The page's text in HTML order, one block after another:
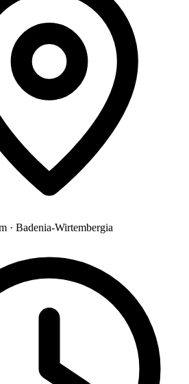
· Badenia-Wirtembergia